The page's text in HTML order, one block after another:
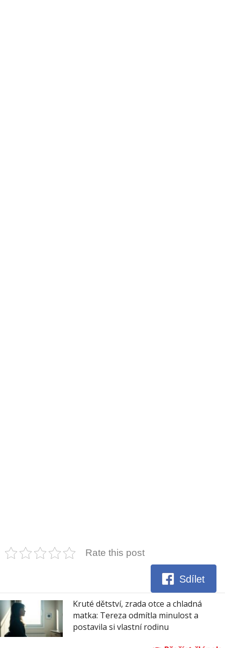
Rate this post
Sdílet
Kruté dětství, zrada otce a chladná
matka: Tereza odmítla minulost a
postavila si vlastní rodinu